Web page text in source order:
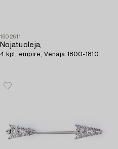
1602611
Nojatuoleja,
4 kpl, empire, Venäja 1800-1810.